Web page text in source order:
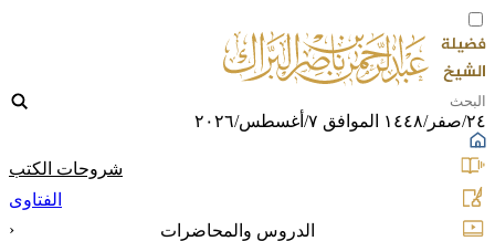
٢٤/صفر/١٤٤٨ الموافق ٧/أغسطس/٢٠٢٦
شروحات الكتب
الفتاوى
الدروس والمحاضرات
‹